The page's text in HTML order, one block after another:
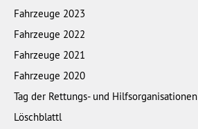
Fahrzeuge 2023
Fahrzeuge 2022
Fahrzeuge 2021
Fahrzeuge 2020
Tag der Rettungs- und Hilfsorganisationen
Löschblattl